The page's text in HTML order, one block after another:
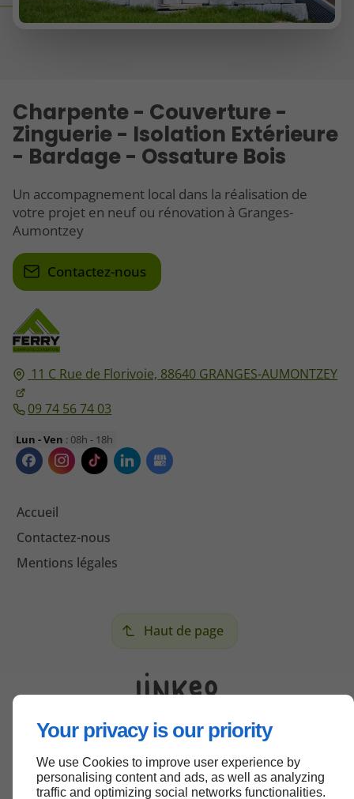
Your privacy is our priority
We use Cookies to improve user experience by
personalising content and ads, as well as analyzing
traffic and optimizing social networks functionalities.
11 C Rue de Florivoie, 88640 GRANGES-AUMONTZEY
09 74 56 74 03
Lun - Ven : 08h - 18h
Accueil
Contactez-nous
Mentions légales
Charpente - Couverture -
Zinguerie - Isolation Extérieure
- Bardage - Ossature Bois
Un accompagnement local dans la réalisation de
votre projet en neuf ou rénovation à Granges-
Aumontzey
Contactez-nous
Haut de page